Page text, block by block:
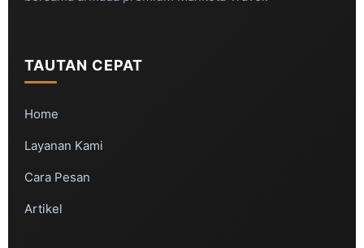
TAUTAN CEPAT
Home
Layanan Kami
Cara Pesan
Artikel